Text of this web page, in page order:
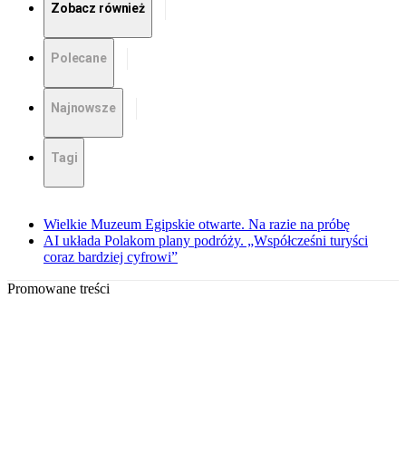
Zobacz również
Polecane
Najnowsze
Tagi
Wielkie Muzeum Egipskie otwarte. Na razie na próbę
AI układa Polakom plany podróży. „Współcześni turyści
coraz bardziej cyfrowi”
Promowane treści